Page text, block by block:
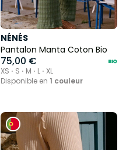
NÉNÉS
Pantalon Manta Coton Bio
75,00 €
XS ⋅ S ⋅ M ⋅ L ⋅ XL
Disponible en 1 couleur